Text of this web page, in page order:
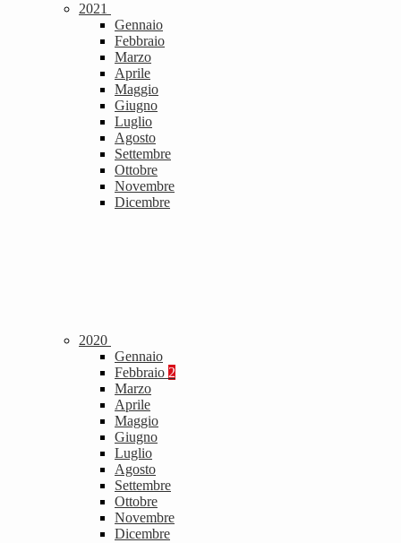
2021
Gennaio
Febbraio
Marzo
Aprile
Maggio
Giugno
Luglio
Agosto
Settembre
Ottobre
Novembre
Dicembre
2020
Gennaio
Febbraio 2
Marzo
Aprile
Maggio
Giugno
Luglio
Agosto
Settembre
Ottobre
Novembre
Dicembre